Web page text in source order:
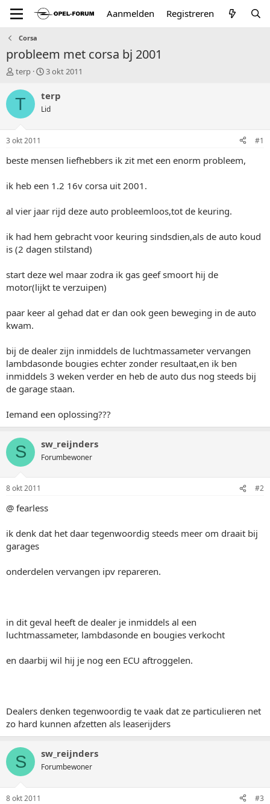
Aanmelden Registreren
Corsa
probleem met corsa bj 2001
T
p
t
a
r
r
terp
S
a
r
t
u
3 okt 2011
T terp
Lid
3 okt 2011 #1
beste mensen liefhebbers ik zit met een enorm probleem,
ik heb een 1.2 16v corsa uit 2001.
al vier jaar rijd deze auto probleemloos,tot de keuring.
ik had hem gebracht voor keuring sindsdien,als de auto koud
is (2 dagen stilstand)
start deze wel maar zodra ik gas geef smoort hij de
motor(lijkt te verzuipen)
paar keer al gehad dat er dan ook geen beweging in de auto
kwam.
bij de dealer zijn inmiddels de luchtmassameter vervangen
lambdasonde bougies echter zonder resultaat,en ik ben
inmiddels 3 weken verder en heb de auto dus nog steeds bij
de garage staan.
Iemand een oplossing???
S sw_reijnders
Forumbewoner
8 okt 2011 #2
@ fearless
ik denk dat het daar tegenwoordig steeds meer om draait bij
garages
onderdelen vervangen ipv repareren.
in dit geval heeft de dealer je inmiddels al een
luchtmassameter, lambdasonde en bougies verkocht
en daarbij wil hij je nog een ECU aftroggelen.
Dealers denken tegenwoordig te vaak dat ze particulieren net
zo hard kunnen afzetten als leaserijders
S sw_reijnders
Forumbewoner
8 okt 2011 #3